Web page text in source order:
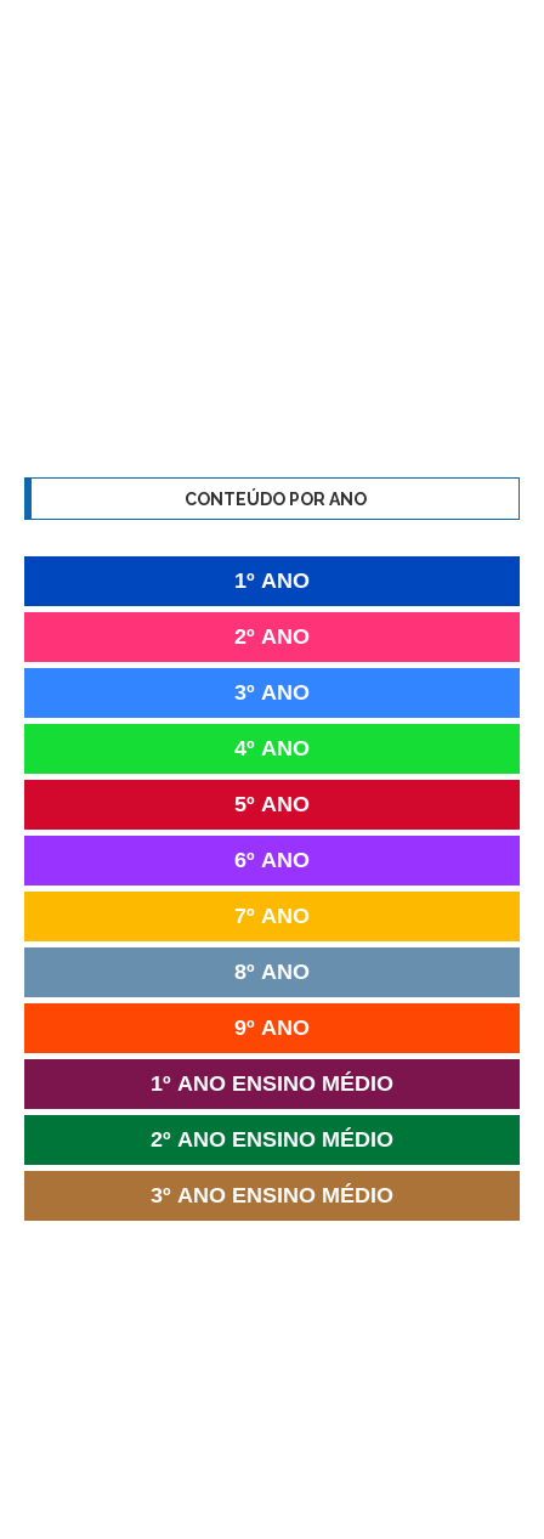
CONTEÚDO POR ANO
1º ANO
2º ANO
3º ANO
4º ANO
5º ANO
6º ANO
7º ANO
8º ANO
9º ANO
1º ANO ENSINO MÉDIO
2º ANO ENSINO MÉDIO
3º ANO ENSINO MÉDIO